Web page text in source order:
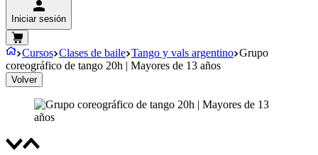
Iniciar sesión
Cursos Clases de baile Tango y vals argentino Grupo
coreográfico de tango 20h | Mayores de 13 años
Volver